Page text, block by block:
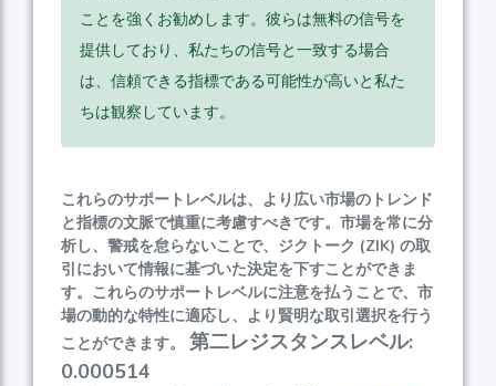
ことを強くお勧めします。彼らは無料の信号を
提供しており、私たちの信号と一致する場合
は、信頼できる指標である可能性が高いと私た
ちは観察しています。
これらのサポートレベルは、より広い市場のトレンド
と指標の文脈で慎重に考慮すべきです。市場を常に分
析し、警戒を怠らないことで、ジクトーク (ZIK) の取
引において情報に基づいた決定を下すことができま
す。これらのサポートレベルに注意を払うことで、市
場の動的な特性に適応し、より賢明な取引選択を行う
ことができます。 第二レジスタンスレベル:
0.000514